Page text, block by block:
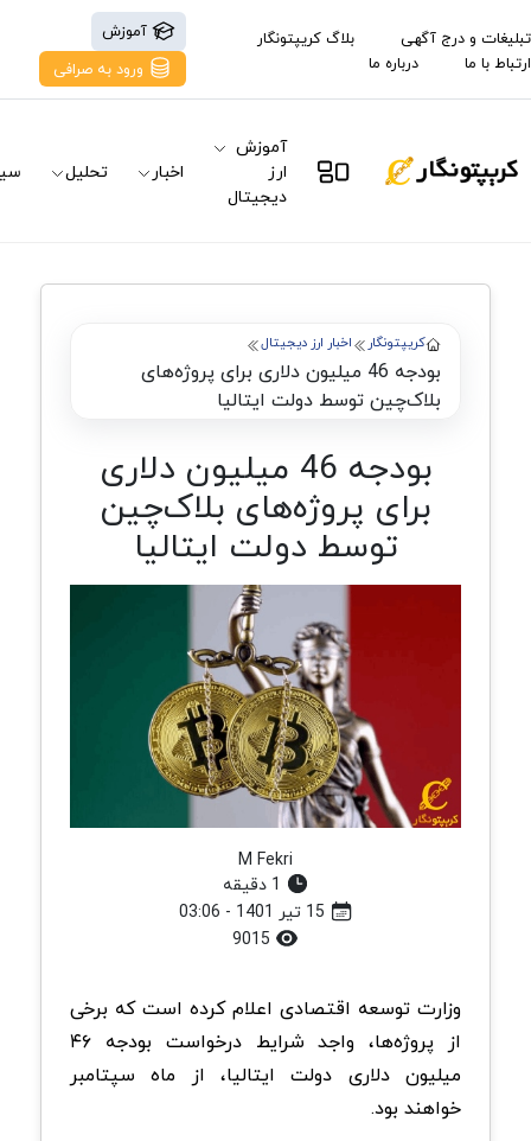
تبلیغات و درج آگهی
بلاگ کریپتونگار
ارتباط با ما
درباره ما
آموزش
ورود به صرافی
آموزش
ارز
دیجیتال
اخبار تحلیل
کریپتونگار اخبار ارز دیجیتال
بودجه 46 میلیون دلاری برای پروژه‌های
بلاک‌چین توسط دولت ایتالیا
بودجه 46 میلیون دلاری
برای پروژه‌های بلاک‌چین
توسط دولت ایتالیا
M Fekri
وزارت توسعه اقتصادی اعلام کرده است که برخی
از پروژه‌ها، واجد شرایط درخواست بودجه ۴۶
میلیون دلاری دولت ایتالیا، از ماه سپتامبر
خواهند بود.